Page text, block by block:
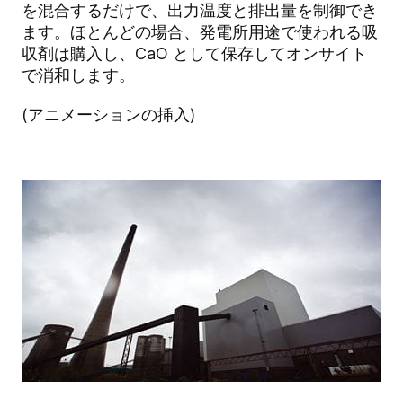
を混合するだけで、出力温度と排出量を制御でき
ます。ほとんどの場合、発電所用途で使われる吸
収剤は購入し、CaO として保存してオンサイト
で消和します。
(アニメーションの挿入)